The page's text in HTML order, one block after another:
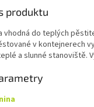
produktu
vhodná do teplých
v kontejnerech
a slunné stanoviště.